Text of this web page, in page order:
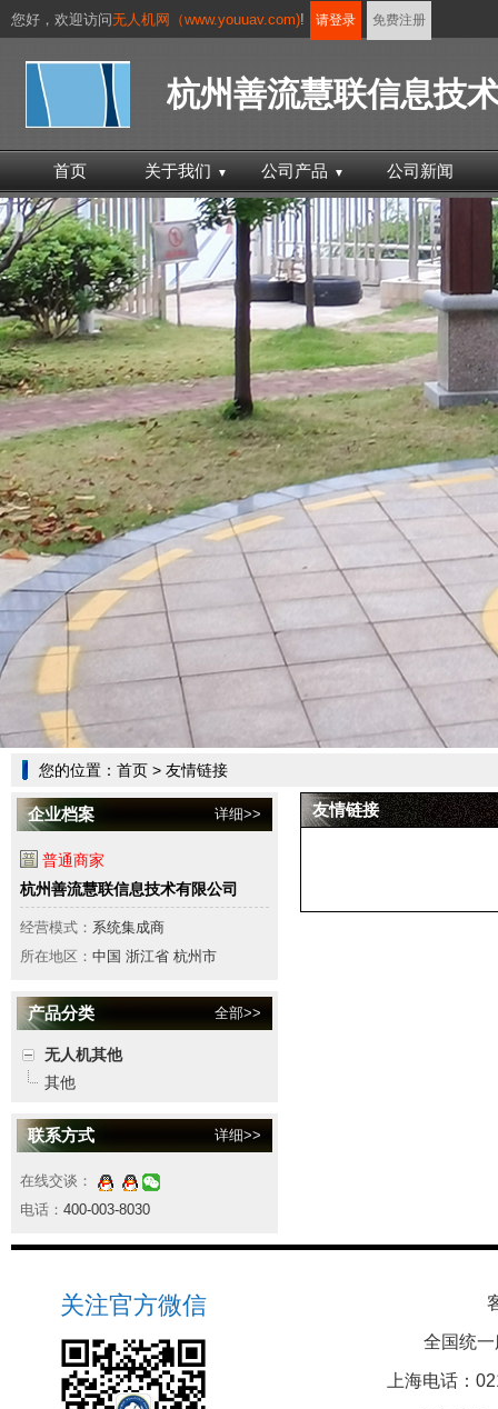
您好， 欢迎访问无人机网（www.youuav.com)! 请登录 免费注册
杭州善流慧联信息技
首页 关于我们 ▼ 公司产品 ▼ 公司新闻
您的位置： 首页 > 友情链接
企业档案 详细>>
普通商家
杭州善流慧联信息技术有限公司
经营模式： 系统集成商
所在地区： 中国 浙江省 杭州市
产品分类 全部>>
无人机其他
其他
联系方式 详细>>
在线交谈：
电话： 400-003-8030
友情链接
全国统
上海电话：
关注官方微信